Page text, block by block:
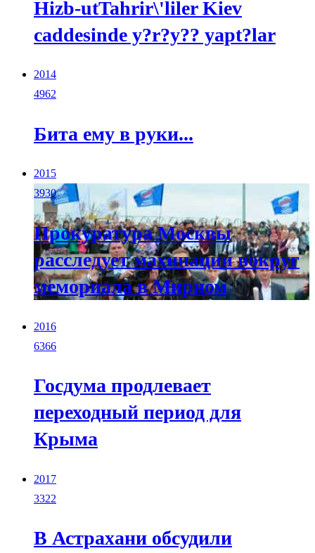
Hizb-utTahrir\'liler Kiev
caddesinde y?r?y?? yapt?lar
2014
4962
Бита ему в руки...
2015
3930
Прокуратура Москвы
расследует махинации вокруг
мемориала в Мирном
2016
6366
Госдума продлевает
переходный период для
Крыма
2017
3322
В Астрахани обсудили